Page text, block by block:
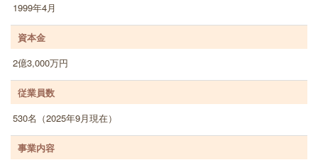
1999年4月
資本金
2億3,000万円
従業員数
530名（2025年9月現在）
事業内容